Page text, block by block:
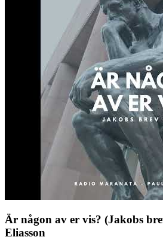
Är någon av er vis? (Jakobs
Eliasson